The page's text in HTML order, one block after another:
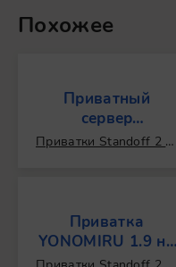
Похожее
Приватный
сервер
StandManera 1.3 Приватки Standoff 2 / 3D / Экшен / Шутеры / На планшет / Динамичные / Аркады / Реиграбельные / Геймпад / От первого лица / Которых нет в play market / Android Игры / Бесконечные / Мультиплеер / Онлайн / Кооперативные / Для компании / Топ 100 / Моды
Приватка
YONOMIRU 1.9 на
Стандофф 2 (Мод